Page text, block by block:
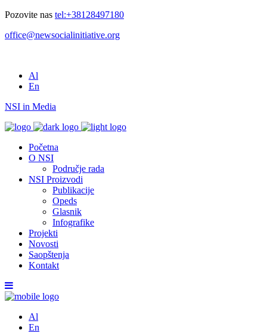
Pozovite nas tel:+38128497180
office@newsocialinitiative.org
Al
En
NSI in Media
Početna
O NSI
Područje rada
NSI Proizvodi
Publikacije
Opeds
Glasnik
Infografike
Projekti
Novosti
Saopštenja
Kontakt
Al
En